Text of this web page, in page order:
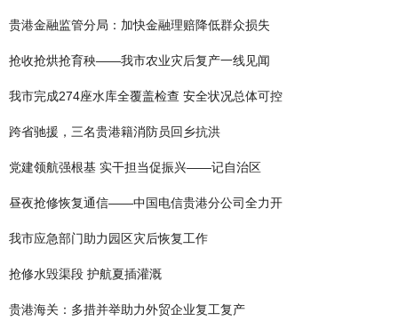
贵港金融监管分局：加快金融理赔降低群众损失
抢收抢烘抢育秧——我市农业灾后复产一线见闻
我市完成274座水库全覆盖检查 安全状况总体可控
跨省驰援，三名贵港籍消防员回乡抗洪
党建领航强根基 实干担当促振兴——记自治区
昼夜抢修恢复通信——中国电信贵港分公司全力开
我市应急部门助力园区灾后恢复工作
抢修水毁渠段 护航夏插灌溉
贵港海关：多措并举助力外贸企业复工复产